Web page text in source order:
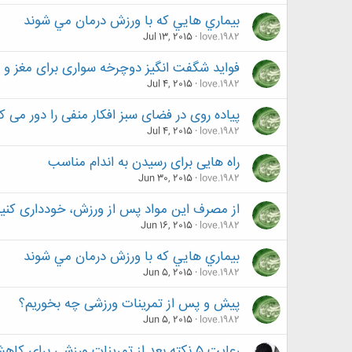
بيماري هايي که با ورزش درمان مي شوند
love.1982
Jul 13, 2015
فواید شگفت انگیز دوچرخه سواری برای مغز
love.1982
Jul 4, 2015
پیاده روی در فضای سبز افکار منفی را دور می
love.1982
Jul 4, 2015
راه هایی برای رسیدن به اندام مناسب
love.1982
Jun 30, 2015
از مصرف این مواد پس از ورزش، خودداری
love.1982
Jun 16, 2015
بيماري هايي که با ورزش درمان مي شوند
love.1982
Jun 5, 2015
پیش و پس از تمرینات ورزشی چه بخوریم؟
love.1982
Jun 5, 2015